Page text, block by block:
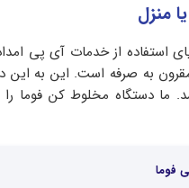
منزل
استفاده از خدمات آی پی
به صرفه است. این به
ما دستگاه مخلوط کن فوما
فوما